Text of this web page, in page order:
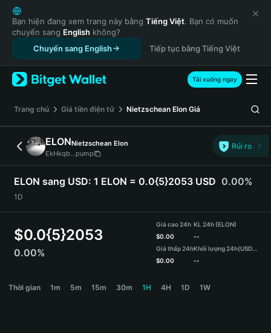
English
日本語
Tiếng Việt
Русский
Español (Latinoamérica)
Türkçe
Français
Deutsch
简体中文
繁體中文
Português (Portugal)
Bahasa Indonesia
ภาษาไทย
हिन्दी
Español
Português (Brasil)
Bạn hiện đang xem trang này bằng Tiếng Việt. Bạn có muốn
chuyển sang English không?
Chuyển sang English
Tiếp tục bằng Tiếng Việt
Tải xuống ngay
‌Trang chủ Giá tiền điện tử Nietzschean Elon Giá
ELONNietzschean Elon
EkHkqb...pump
Rủi ro
ELON sang USD: 1 ELON = 0.0{5}2053 USD 0.00%
1D
$0.0{5}2053
0.00%
Giá cao 24h
$0.00
Giá thấp 24h
$0.00
KL 24h (ELON)
--
Khối lượng 24h(USDT)
--
Thời gian 1m 5m 15m 30m 1H 4H 1D 1W